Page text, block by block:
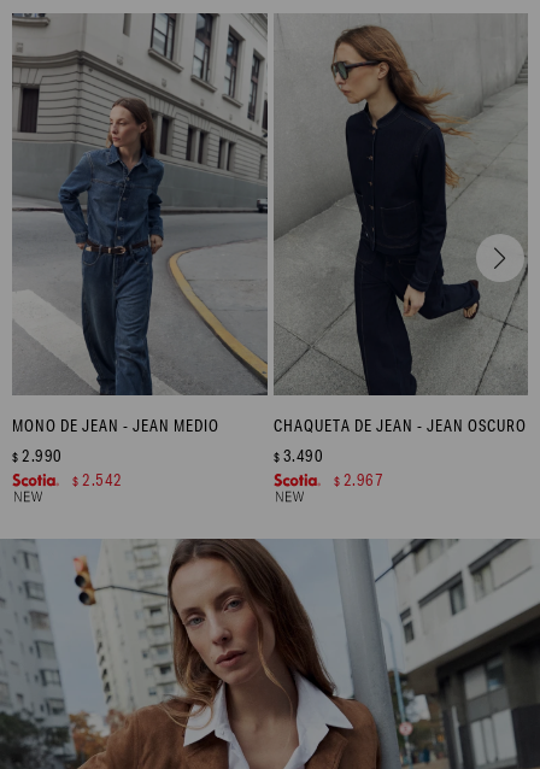
MONO DE JEAN - JEAN MEDIO
$ 2.990
$ 2.542
CHAQUETA DE JEAN - JEAN OSCURO
$ 3.490
$ 2.967